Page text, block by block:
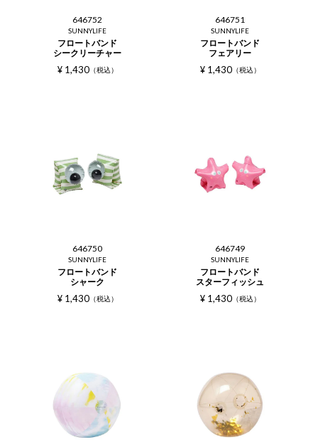
646752
SUNNYLIFE
フロートバンド
シークリーチャー
¥ 1,430 税込
646751
SUNNYLIFE
フロートバンド
フェアリー
¥ 1,430 税込
646750
SUNNYLIFE
フロートバンド
シャーク
¥ 1,430 税込
646749
SUNNYLIFE
フロートバンド
スターフィッシュ
¥ 1,430 税込